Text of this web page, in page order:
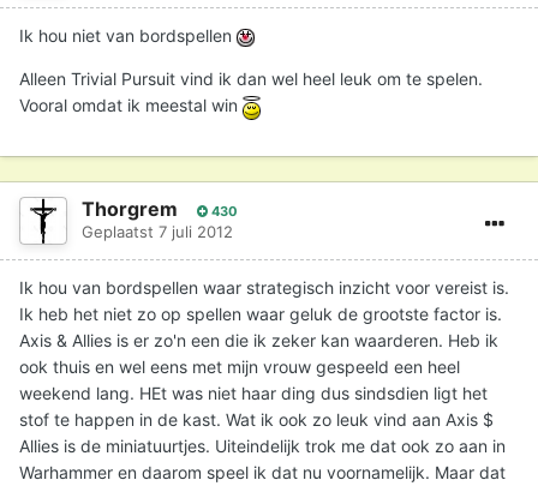
Ik hou niet van bordspellen
Alleen Trivial Pursuit vind ik dan wel heel leuk om te spelen.
Vooral omdat ik meestal win
Thorgrem 430
Geplaatst 7 juli 2012
Ik hou van bordspellen waar strategisch inzicht voor vereist is.
Ik heb het niet zo op spellen waar geluk de grootste factor is.
Axis & Allies is er zo'n een die ik zeker kan waarderen. Heb ik
ook thuis en wel eens met mijn vrouw gespeeld een heel
weekend lang. HEt was niet haar ding dus sindsdien ligt het
stof te happen in de kast. Wat ik ook zo leuk vind aan Axis $
Allies is de miniatuurtjes. Uiteindelijk trok me dat ook zo aan in
Warhammer en daarom speel ik dat nu voornamelijk. Maar dat